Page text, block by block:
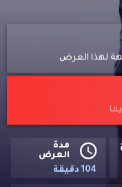
لهذا العرض
مدة
العرض
104 دقيقة